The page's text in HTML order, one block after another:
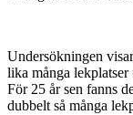
Undersökningen
lika många
För 25 år sen fanns
dubbelt så många